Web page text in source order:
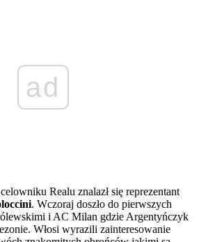
ad
Realu znalazł się reprezentant
. Wczoraj doszło do pierwszych
i AC Milan gdzie Argentyńczyk
Włosi wyrazili zainteresowanie